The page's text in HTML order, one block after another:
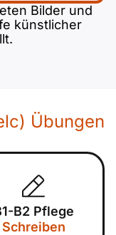
Bilder und
künstlicher
Übungen
B2 Pflege
Schreiben